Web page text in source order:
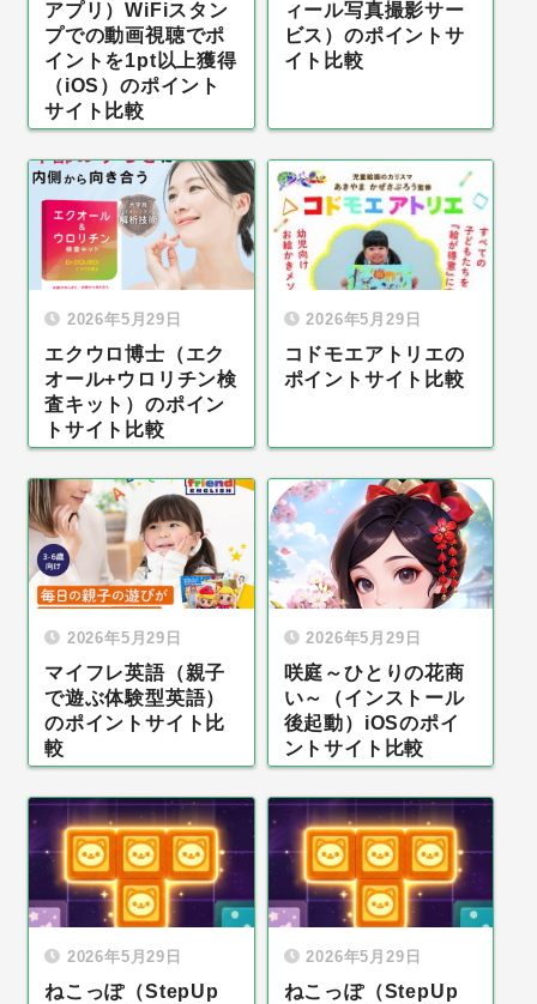
アプリ）WiFiスタン
プでの動画視聴でポ
イントを1pt以上獲得
（iOS）のポイント
サイト比較
ィール写真撮影サー
ビス）のポイントサ
イト比較
2026年5月29日
エクウロ博士（エク
オール+ウロリチン検
査キット）のポイン
トサイト比較
2026年5月29日
コドモエアトリエの
ポイントサイト比較
2026年5月29日
マイフレ英語（親子
で遊ぶ体験型英語）
のポイントサイト比
較
2026年5月29日
咲庭～ひとりの花商
い～（インストール
後起動）iOSのポイ
ントサイト比較
2026年5月29日
ねこっぽ（StepUp
2026年5月29日
ねこっぽ（StepUp